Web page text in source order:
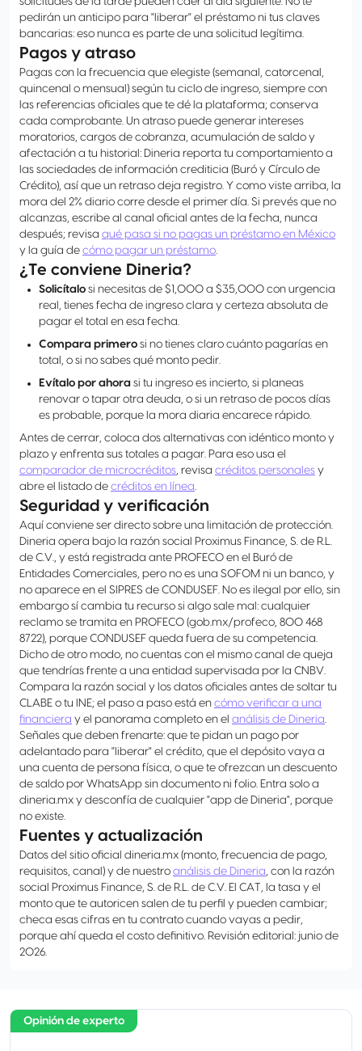
pedirán un anticipo para "liberar" el préstamo ni tus claves
bancarias: eso nunca es parte de una solicitud legítima.
Pagos y atraso
Pagas con la frecuencia que elegiste (semanal, catorcenal,
quincenal o mensual) según tu ciclo de ingreso, siempre con
las referencias oficiales que te dé la plataforma; conserva
cada comprobante. Un atraso puede generar intereses
moratorios, cargos de cobranza, acumulación de saldo y
afectación a tu historial: Dineria reporta tu comportamiento a
las sociedades de información crediticia (Buró y Círculo de
Crédito), así que un retraso deja registro. Y como viste arriba, la
mora del 2% diario corre desde el primer día. Si prevés que no
alcanzas, escribe al canal oficial antes de la fecha, nunca
después; revisa qué pasa si no pagas un préstamo en México
y la guía de cómo pagar un préstamo.
¿Te conviene Dineria?
Solicítalo si necesitas de $1,000 a $35,000 con urgencia
real, tienes fecha de ingreso clara y certeza absoluta de
pagar el total en esa fecha.
Compara primero si no tienes claro cuánto pagarías en
total, o si no sabes qué monto pedir.
Evítalo por ahora si tu ingreso es incierto, si planeas
renovar o tapar otra deuda, o si un retraso de pocos días
es probable, porque la mora diaria encarece rápido.
Antes de cerrar, coloca dos alternativas con idéntico monto y
plazo y enfrenta sus totales a pagar. Para eso usa el
comparador de microcréditos, revisa créditos personales y
abre el listado de créditos en línea.
Seguridad y verificación
Aquí conviene ser directo sobre una limitación de protección.
Dineria opera bajo la razón social Proximus Finance, S. de R.L.
de C.V., y está registrada ante PROFECO en el Buró de
Entidades Comerciales, pero no es una SOFOM ni un banco, y
no aparece en el SIPRES de CONDUSEF. No es ilegal por ello, sin
embargo sí cambia tu recurso si algo sale mal: cualquier
reclamo se tramita en PROFECO (gob.mx/profeco, 800 468
8722), porque CONDUSEF queda fuera de su competencia.
Dicho de otro modo, no cuentas con el mismo canal de queja
que tendrías frente a una entidad supervisada por la CNBV.
Compara la razón social y los datos oficiales antes de soltar tu
CLABE o tu INE; el paso a paso está en cómo verificar a una
financiera y el panorama completo en el análisis de Dineria.
Señales que deben frenarte: que te pidan un pago por
adelantado para "liberar" el crédito, que el depósito vaya a
una cuenta de persona física, o que te ofrezcan un descuento
de saldo por WhatsApp sin documento ni folio. Entra solo a
dineria.mx y desconfía de cualquier "app de Dineria", porque
no existe.
Fuentes y actualización
Datos del sitio oficial dineria.mx (monto, frecuencia de pago,
requisitos, canal) y de nuestro análisis de Dineria, con la razón
social Proximus Finance, S. de R.L. de C.V. El CAT, la tasa y el
monto que te autoricen salen de tu perfil y pueden cambiar;
checa esas cifras en tu contrato cuando vayas a pedir,
porque ahí queda el costo definitivo. Revisión editorial: junio de
2026.
Opinión de experto